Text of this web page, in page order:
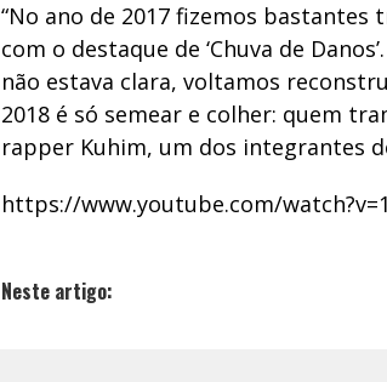
“No ano de 2017 fizemos
com o destaque de ‘Chuva de
não estava clara, voltamos
2018 é só semear e colher: quem
rapper Kuhim, um dos integrantes
https://www.youtube.com/
Neste artigo: